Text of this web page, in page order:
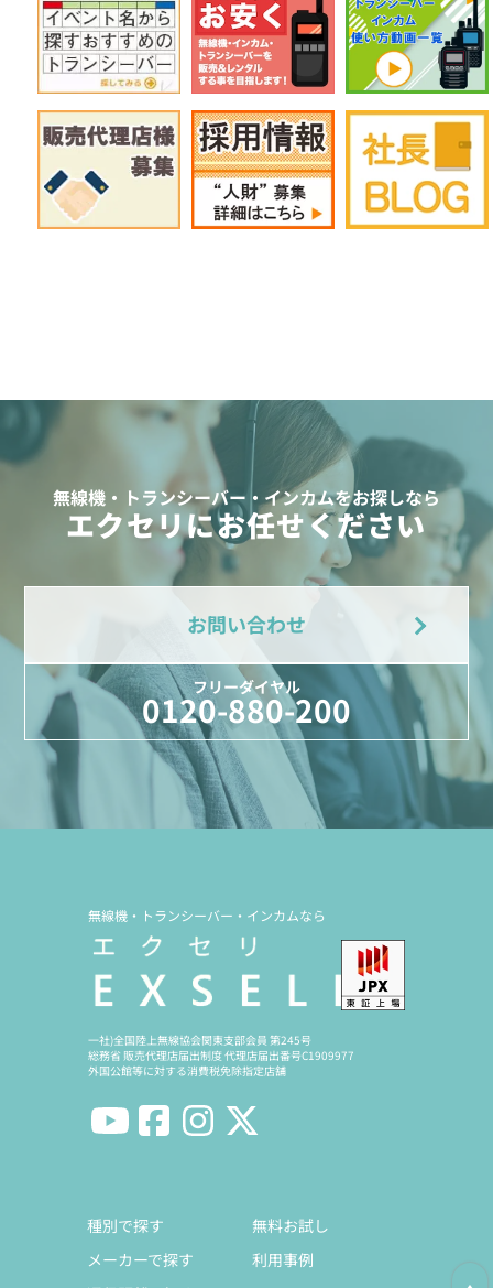
無線機・トランシーバー・インカムをお探しなら
エクセリにお任せください
お問い合わせ
フリーダイヤル
0120-880-200
無線機・トランシーバー・インカムなら
一社)全国陸上無線協会関東支部会員 第245号
総務省 販売代理店届出制度 代理店届出番号C1909977
外国公館等に対する消費税免除指定店舗
種別で探す
メーカーで探す
無料お試し
利用事例